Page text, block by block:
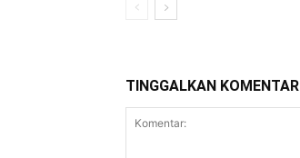
TINGGALKAN KOMENTAR